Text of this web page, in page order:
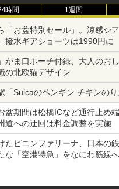
時間 1週間
「お盆特別セール」。涼感シ
撥水ギアショーツは1990円に
がま口ポーチ付録、大人のお
の北欧猫デザイン
「Suicaのペンギン チキンのり
盆期間は松橋ICなど通行止め
道への迂回は料金調整を実施
たピニンファリーナ、日本の
な「空港特急」をなにわ筋線